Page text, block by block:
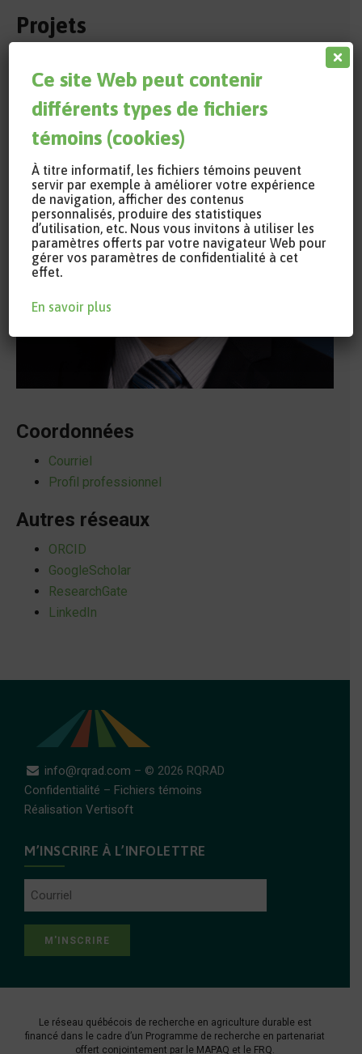
Projets
Coordonnées
Courriel
Profil professionnel
Autres réseaux
ORCID
GoogleScholar
ResearchGate
LinkedIn
info@rqrad.com – © 2026 RQRAD
Confidentialité – Fichiers témoins
Réalisation Vertisoft
M’INSCRIRE À L’INFOLETTRE
Courriel
Le réseau québécois de recherche en agriculture durable est
financé dans le cadre d’un Programme de recherche en partenariat
offert conjointement par le MAPAQ et le FRQ.
Ce site Web peut contenir
différents types de fichiers
témoins (cookies)
À titre informatif, les fichiers témoins peuvent
servir par exemple à améliorer votre expérience
de navigation, afficher des contenus
personnalisés, produire des statistiques
d’utilisation, etc. Nous vous invitons à utiliser les
paramètres offerts par votre navigateur Web pour
gérer vos paramètres de confidentialité à cet
effet.
En savoir plus